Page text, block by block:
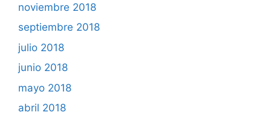
noviembre 2018
septiembre 2018
julio 2018
junio 2018
mayo 2018
abril 2018